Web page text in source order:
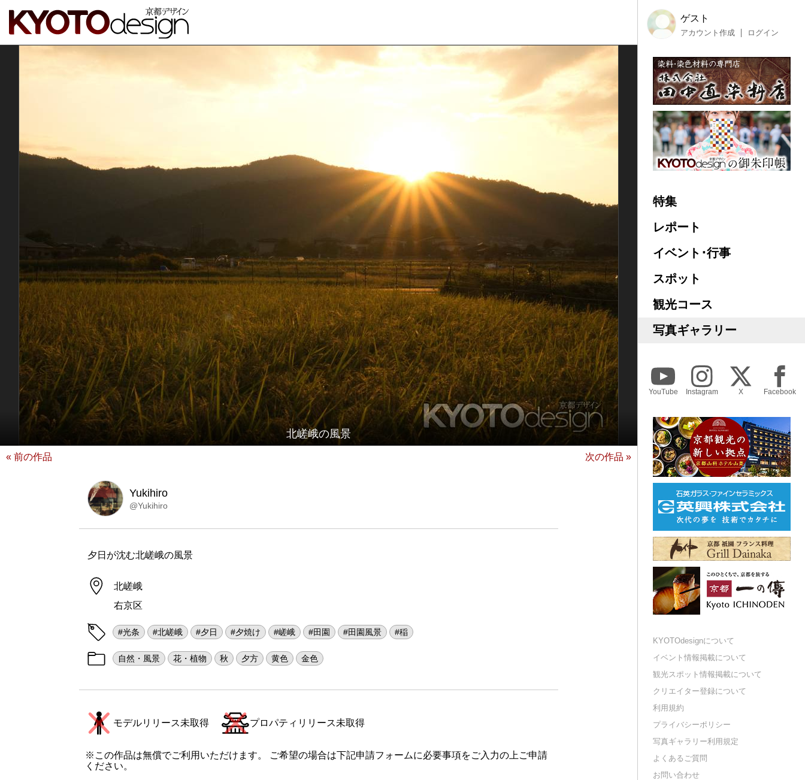
北嵯峨の風景
« 前の作品 次の作品 »
Yukihiro
@Yukihiro
夕日が沈む北嵯峨の風景
北嵯峨
右京区
#光条 #北嵯峨 #夕日 #夕焼け #嵯峨 #田園 #田園風景 #稲
自然・風景 花・植物 秋 夕方 黄色 金色
モデルリリース未取得 プロパティリリース未取得
※この作品は無償でご利用いただけます。 ご希望の場合は下記申請フォームに必要事項をご入力の上ご申請
ください。
ゲスト
アカウント作成 ログイン
特集
レポート
イベント･行事
スポット
観光コース
写真ギャラリー
YouTube Instagram X Facebook
KYOTOdesignについて
イベント情報掲載について
観光スポット情報掲載について
クリエイター登録について
利用規約
プライバシーポリシー
写真ギャラリー利用規定
よくあるご質問
お問い合わせ